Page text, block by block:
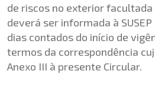
de riscos no exterior
deverá ser informada à
dias contados do início de
termos da correspondência
Anexo III à presente Circular.